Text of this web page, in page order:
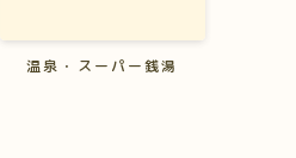
温泉・スーパー銭湯